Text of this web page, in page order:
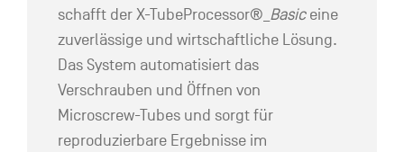
schafft der X-TubeProcessor®_ Basiceine
zuverlässige und wirtschaftliche Lösung.
Das System automatisiert das
Verschrauben und Öffnen von
Microscrew-Tubes und sorgt für
reproduzierbare Ergebnisse im